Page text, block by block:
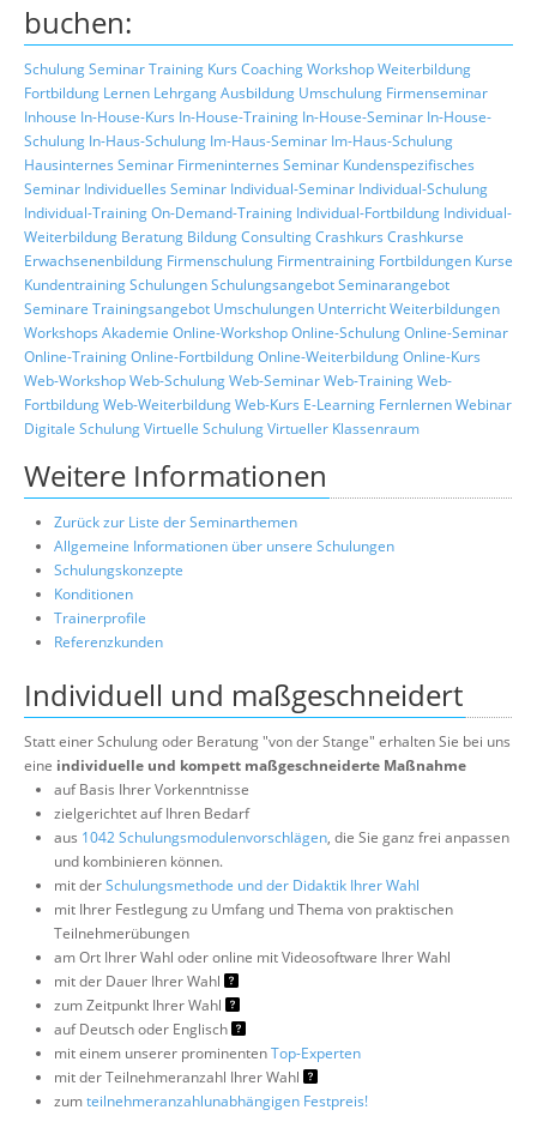
buchen:
SchulungSeminarTraining Kurs CoachingWorkshopWeiterbildung
Fortbildung Lernen LehrgangAusbildung Umschulung Firmenseminar
Inhouse In-House-Kurs In-House-Training In-House-Seminar In-House-
Schulung In-Haus-Schulung Im-Haus-Seminar Im-Haus-Schulung
Hausinternes Seminar Firmeninternes Seminar Kundenspezifisches
Seminar Individuelles Seminar Individual-Seminar Individual-Schulung
Individual-TrainingOn-Demand-Training Individual-Fortbildung Individual-
Weiterbildung Beratung BildungConsultingCrashkurs Crashkurse
Erwachsenenbildung Firmenschulung Firmentraining Fortbildungen Kurse
KundentrainingSchulungenSchulungsangebotSeminarangebot
Seminare Trainingsangebot Umschulungen UnterrichtWeiterbildungen
Workshops Akademie Online-WorkshopOnline-SchulungOnline-Seminar
Online-TrainingOnline-FortbildungOnline-WeiterbildungOnline-Kurs
Web-WorkshopWeb-SchulungWeb-SeminarWeb-TrainingWeb-
FortbildungWeb-WeiterbildungWeb-Kurs E-Learning FernlernenWebinar
Digitale SchulungVirtuelle SchulungVirtueller Klassenraum
Weitere Informationen
Zurück zur Liste der Seminarthemen
Allgemeine Informationen über unsere Schulungen
Schulungskonzepte
Konditionen
Trainerprofile
Referenzkunden
Individuell und maßgeschneidert
Statt einer Schulung oder Beratung "von der Stange" erhalten Sie bei uns
eine individuelle und kompett maßgeschneiderte Maßnahme
auf Basis Ihrer Vorkenntnisse
zielgerichtet auf Ihren Bedarf
aus 1042 Schulungsmodulenvorschlägen, die Sie ganz frei anpassen
und kombinieren können.
mit derSchulungsmethode und der Didaktik Ihrer Wahl
mit Ihrer Festlegung zu Umfang und Thema von praktischen
Teilnehmerübungen
am Ort Ihrer Wahl oder online mit Videosoftware Ihrer Wahl
mit der Dauer Ihrer Wahl
zum Zeitpunkt Ihrer Wahl
auf Deutsch oder Englisch
mit einem unserer prominentenTop-Experten
mit der Teilnehmeranzahl Ihrer Wahl
zumteilnehmeranzahlunabhängigen Festpreis!